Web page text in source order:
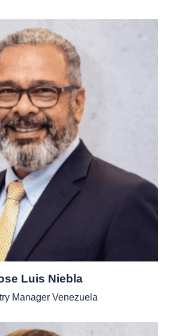
Luis Niebla
Manager Venezuela